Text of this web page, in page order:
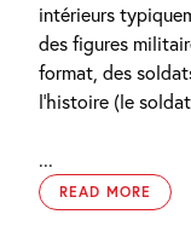
intérieurs
des figures
format, des
l’histoire (le
...
READ MORE